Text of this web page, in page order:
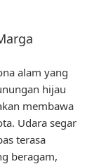
alam yang
hijau
membawa
Udara segar
terasa
beragam,